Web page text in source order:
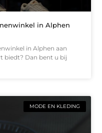
in Alphen
in Alphen aan
biedt? Dan bent u bij
MODE EN KLEDING